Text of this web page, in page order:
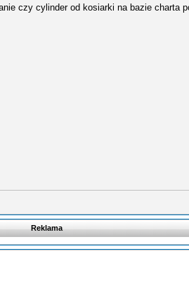
czy cylinder od kosiarki na bazie charta
Reklama